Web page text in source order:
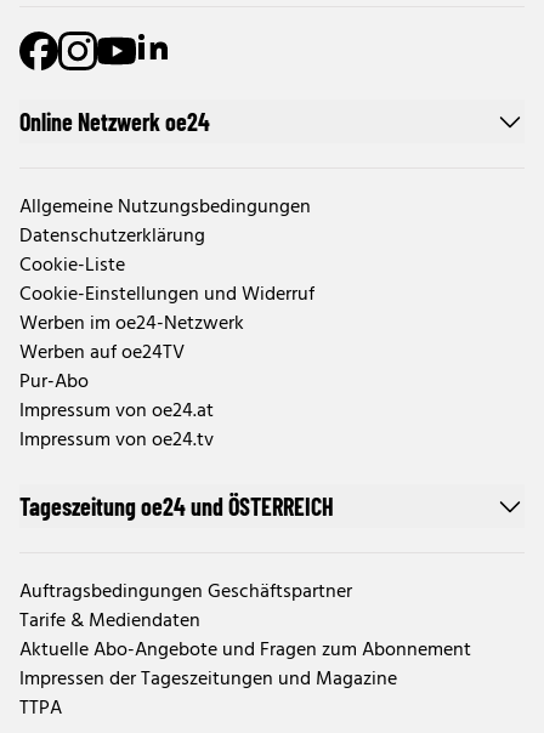
Online Netzwerk oe24
Allgemeine Nutzungsbedingungen
Datenschutzerklärung
Cookie-Liste
Cookie-Einstellungen und Widerruf
Werben im oe24-Netzwerk
Werben auf oe24TV
Pur-Abo
Impressum von oe24.at
Impressum von oe24.tv
Tageszeitung oe24 und ÖSTERREICH
Auftragsbedingungen Geschäftspartner
Tarife & Mediendaten
Aktuelle Abo-Angebote und Fragen zum Abonnement
Impressen der Tageszeitungen und Magazine
TTPA